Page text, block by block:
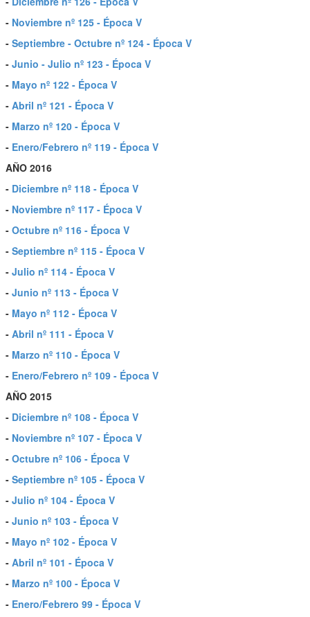
- Noviembre nº 125 - Época V
- Septiembre - Octubre nº 124 - Época V
- Junio - Julio nº 123 - Época V
- Mayo nº 122 - Época V
- Abril nº 121 - Época V
- Marzo nº 120 - Época V
- Enero/Febrero nº 119 - Época V
AÑO 2016
- Diciembre nº 118 - Época V
- Noviembre nº 117 - Época V
- Octubre nº 116 - Época V
- Septiembre nº 115 - Época V
- Julio nº 114 - Época V
- Junio nº 113 - Época V
- Mayo nº 112 - Época V
- Abril nº 111 - Época V
- Marzo nº 110 - Época V
- Enero/Febrero nº 109 - Época V
AÑO 2015
- Diciembre nº 108 - Época V
- Noviembre nº 107 - Época V
- Octubre nº 106 - Época V
- Septiembre nº 105 - Época V
- Julio nº 104 - Época V
- Junio nº 103 - Época V
- Mayo nº 102 - Época V
- Abril nº 101 - Época V
- Marzo nº 100 - Época V
- Enero/Febrero 99 - Época V